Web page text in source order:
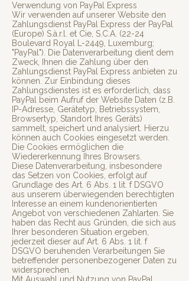
Verwendung von PayPal Express
Wir verwenden auf unserer Website den
Zahlungsdienst PayPal Express der PayPal
(Europe) S.à.r.l. et Cie, S.C.A. (22-24
Boulevard Royal L-2449, Luxemburg;
"PayPal"). Die Datenverarbeitung dient dem
Zweck, Ihnen die Zahlung über den
Zahlungsdienst PayPal Express anbieten zu
können. Zur Einbindung dieses
Zahlungsdienstes ist es erforderlich, dass
PayPal beim Aufruf der Website Daten (z.B.
IP-Adresse, Gerätetyp, Betriebssystem,
Browsertyp, Standort Ihres Geräts)
sammelt, speichert und analysiert. Hierzu
können auch Cookies eingesetzt werden.
Die Cookies ermöglichen die
Wiedererkennung Ihres Browsers.
Diese Datenverarbeitung, insbesondere
das Setzen von Cookies, erfolgt auf
Grundlage des Art. 6 Abs. 1 lit. f DSGVO
aus unserem überwiegenden berechtigten
Interesse an einem kundenorientierten
Angebot von verschiedenen Zahlarten. Sie
haben das Recht aus Gründen, die sich aus
Ihrer besonderen Situation ergeben,
jederzeit dieser auf Art. 6 Abs. 1 lit. f
DSGVO beruhenden Verarbeitungen Sie
betreffender personenbezogener Daten zu
widersprechen.